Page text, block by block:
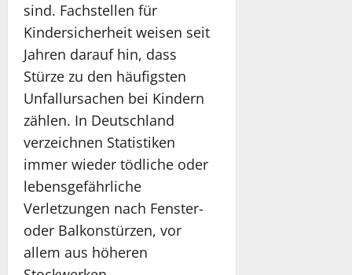
sind. Fachstellen für
Kindersicherheit weisen seit
Jahren darauf hin, dass
Stürze zu den häufigsten
Unfallursachen bei Kindern
zählen. In Deutschland
verzeichnen Statistiken
immer wieder tödliche oder
lebensgefährliche
Verletzungen nach Fenster-
oder Balkonstürzen, vor
allem aus höheren